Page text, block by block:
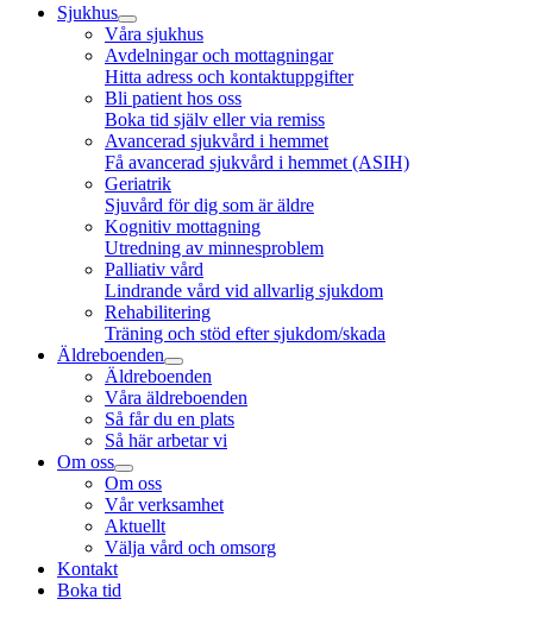
Sjukhus
Våra sjukhus
Avdelningar och mottagningar
Hitta adress och kontaktuppgifter
Bli patient hos oss
Boka tid själv eller via remiss
Avancerad sjukvård i hemmet
Få avancerad sjukvård i hemmet (ASIH)
Geriatrik
Sjuvård för dig som är äldre
Kognitiv mottagning
Utredning av minnesproblem
Palliativ vård
Lindrande vård vid allvarlig sjukdom
Rehabilitering
Träning och stöd efter sjukdom/skada
Äldreboenden
Äldreboenden
Våra äldreboenden
Så får du en plats
Så här arbetar vi
Om oss
Om oss
Vår verksamhet
Aktuellt
Välja vård och omsorg
Kontakt
Boka tid